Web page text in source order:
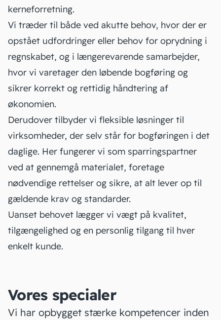
kerneforretning.
Vi træder til både ved akutte behov, hvor der er
opstået udfordringer eller behov for oprydning i
regnskabet, og i længerevarende samarbejder,
hvor vi varetager den løbende bogføring og
sikrer korrekt og rettidig håndtering af
økonomien.
Derudover tilbyder vi fleksible løsninger til
virksomheder, der selv står for bogføringen i det
daglige. Her fungerer vi som sparringspartner
ved at gennemgå materialet, foretage
nødvendige rettelser og sikre, at alt lever op til
gældende krav og standarder.
Uanset behovet lægger vi vægt på kvalitet,
tilgængelighed og en personlig tilgang til hver
enkelt kunde.
Vores specialer
Vi har opbygget stærke kompetencer inden